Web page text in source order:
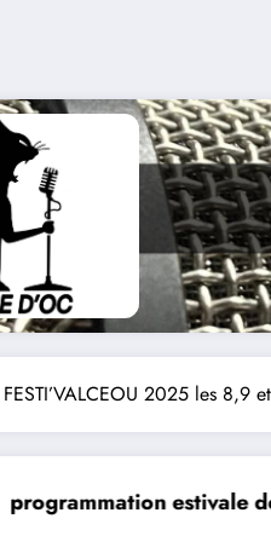
FESTI’VALCEOU 2025 les 8,9
de Marcilhac sur
Drag & Jazz sur l’Eau à